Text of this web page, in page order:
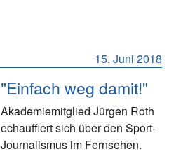
15. Juni 2018
"Einfach weg damit!"
Akademiemitglied Jürgen Roth
echauffiert sich über den Sport-
Journalismus im Fernsehen.